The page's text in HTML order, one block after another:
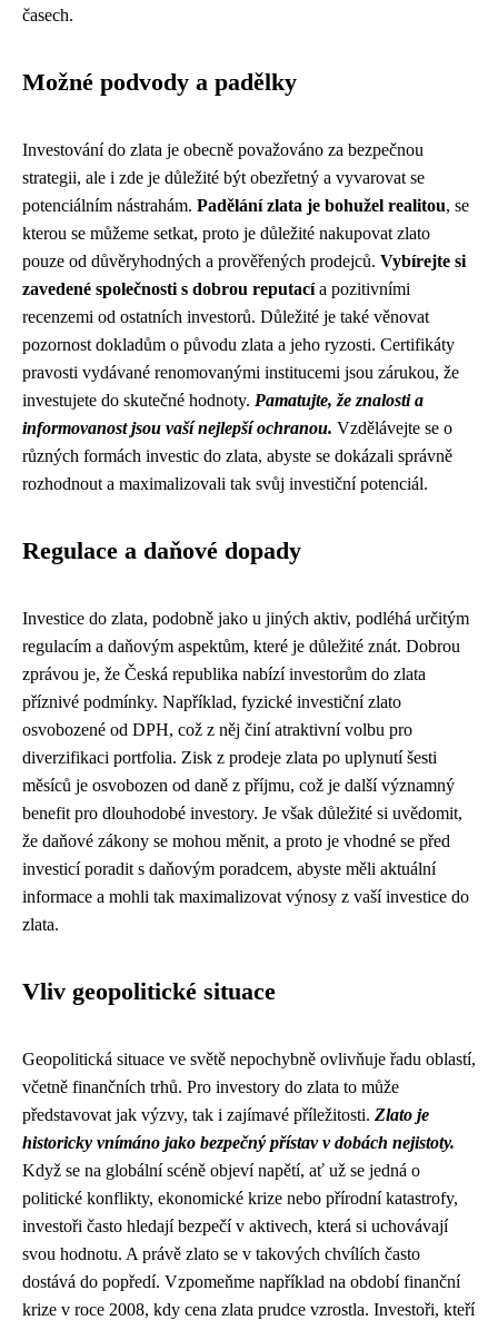
časech.
Možné podvody a padělky
Investování do zlata je obecně považováno za bezpečnou
strategii, ale i zde je důležité být obezřetný a vyvarovat se
potenciálním nástrahám. Padělání zlata je bohužel realitou, se
kterou se můžeme setkat, proto je důležité nakupovat zlato
pouze od důvěryhodných a prověřených prodejců. Vybírejte si
zavedené společnosti s dobrou reputacía pozitivními
recenzemi od ostatních investorů. Důležité je také věnovat
pozornost dokladům o původu zlata a jeho ryzosti. Certifikáty
pravosti vydávané renomovanými institucemi jsou zárukou, že
investujete do skutečné hodnoty. Pamatujte, že znalosti a
informovanost jsou vaší nejlepší ochranou. Vzdělávejte se o
různých formách investic do zlata, abyste se dokázali správně
rozhodnout a maximalizovali tak svůj investiční potenciál.
Regulace a daňové dopady
Investice do zlata, podobně jako u jiných aktiv, podléhá určitým
regulacím a daňovým aspektům, které je důležité znát. Dobrou
zprávou je, že Česká republika nabízí investorům do zlata
příznivé podmínky. Například, fyzické investiční zlato
osvobozené od DPH, což z něj činí atraktivní volbu pro
diverzifikaci portfolia. Zisk z prodeje zlata po uplynutí šesti
měsíců je osvobozen od daně z příjmu, což je další významný
benefit pro dlouhodobé investory. Je však důležité si uvědomit,
že daňové zákony se mohou měnit, a proto je vhodné se před
investicí poradit s daňovým poradcem, abyste měli aktuální
informace a mohli tak maximalizovat výnosy z vaší investice do
zlata.
Vliv geopolitické situace
Geopolitická situace ve světě nepochybně ovlivňuje řadu oblastí,
včetně finančních trhů. Pro investory do zlata to může
představovat jak výzvy, tak i zajímavé příležitosti. Zlato je
historicky vnímáno jako bezpečný přístav v dobách nejistoty.
Když se na globální scéně objeví napětí, ať už se jedná o
politické konflikty, ekonomické krize nebo přírodní katastrofy,
investoři často hledají bezpečí v aktivech, která si uchovávají
svou hodnotu. A právě zlato se v takových chvílích často
dostává do popředí. Vzpomeňme například na období finanční
krize v roce 2008, kdy cena zlata prudce vzrostla. Investoři, kteří